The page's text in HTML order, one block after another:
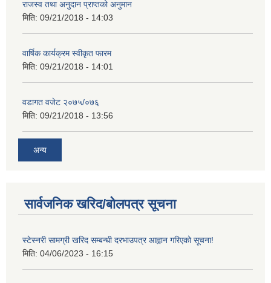
राजस्व तथा अनुदान प्राप्तको अनुमान
मिति: 09/21/2018 - 14:03
वार्षिक कार्यक्रम स्वीकृत फारम
मिति: 09/21/2018 - 14:01
वडागत वजेट २०७५/०७६
मिति: 09/21/2018 - 13:56
अन्य
सार्वजनिक खरिद/बोलपत्र सूचना
स्टेस्नरी सामग्री खरिद सम्बन्धी दरभाउपत्र आह्वान गरिएको सूचना!
मिति: 04/06/2023 - 16:15